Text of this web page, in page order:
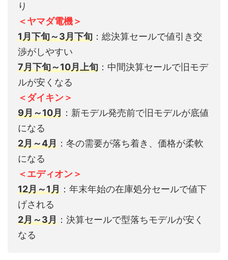
り
＜ヤマダ電機＞
1月下旬～3月下旬 ：総決算セールで値引き交
渉がしやすい
7月下旬～10月上旬 ：中間決算セールで旧モデ
ルが安くなる
＜ダイキン＞
9月～10月 ：新モデル発売前で旧モデルが底値
になる
2月～4月 ：冬の需要が落ち着き、価格が柔軟
になる
＜エディオン＞
12月～1月 ：年末年始の在庫処分セールで値下
げされる
2月～3月 ：決算セールで型落ちモデルが安く
なる